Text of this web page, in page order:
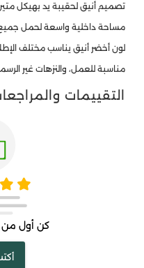
تصميم أنيق لحقيبة يد بهيكل
مساحة داخلية واسعة لحمل جميع
لون أخضر أنيق يناسب مختلف
مناسبة للعمل، والنزهات غير
التقييمات
كن أول من